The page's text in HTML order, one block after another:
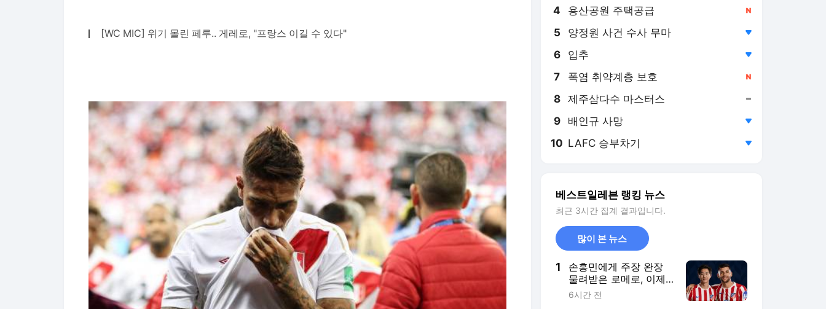
[WC MIC] 위기 몰린 페루.. 게레로, "프랑스 이길 수 있다"
4 용산공원 주택공급
5 양정원 사건 수사 무마
6 입추
7 폭염 취약계층 보호
8 제주삼다수 마스터스
9 배인규 사망
10 LAFC 승부차기
베스트일레븐 랭킹 뉴스
최근 3시간 집계 결과입니다.
많이 본 뉴스
1
손흥민에게 주장 완장
물려받은 로메로, 이제
는 이강인 새 동료 되
6시간 전